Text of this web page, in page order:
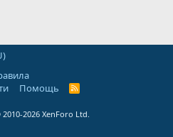
Помощь
R
2026 XenForo Ltd.